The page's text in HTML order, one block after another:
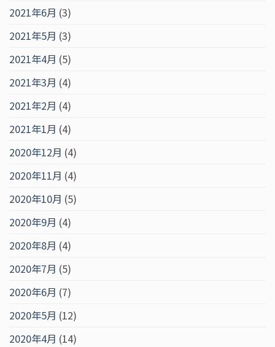
2021年6月 (3)
2021年5月 (3)
2021年4月 (5)
2021年3月 (4)
2021年2月 (4)
2021年1月 (4)
2020年12月 (4)
2020年11月 (4)
2020年10月 (5)
2020年9月 (4)
2020年8月 (4)
2020年7月 (5)
2020年6月 (7)
2020年5月 (12)
2020年4月 (14)